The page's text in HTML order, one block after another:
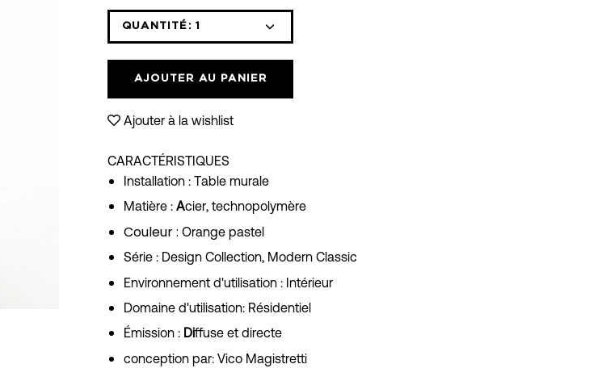
QUANTITÉ: 1
AJOUTER AU PANIER
Ajouter à la wishlist
CARACTÉRISTIQUES
Installation : Table murale
Matière : Acier, technopolymère
Couleur : Orange pastel
Série : Design Collection, Modern Classic
Environnement d'utilisation : ntérieur
Domaine d'utilisation: Résidentiel
Émission : Diffuse et directe
conception par: Vico Magistretti